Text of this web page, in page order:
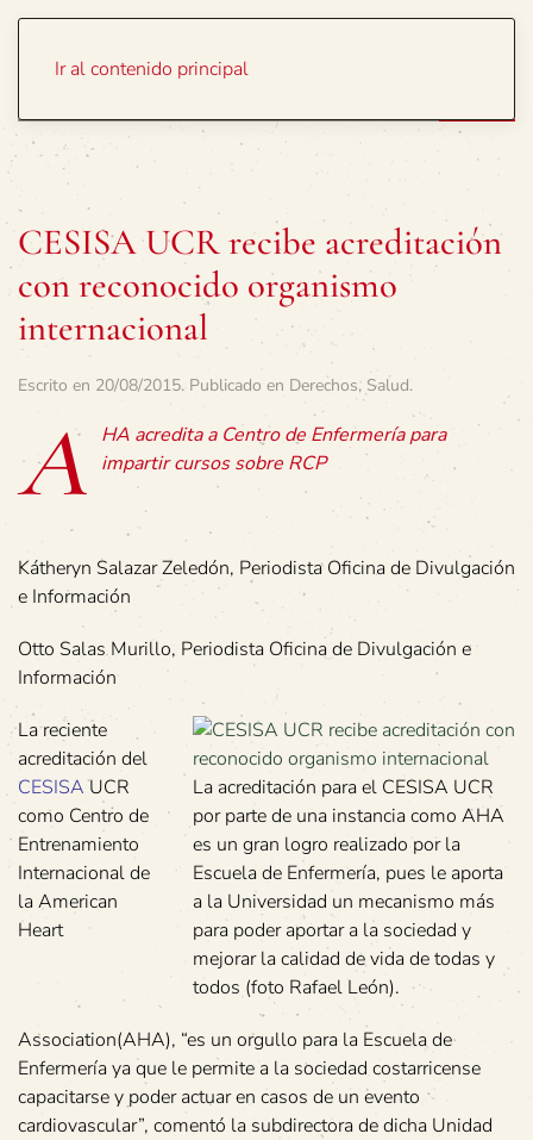
Ir al contenido principal
CESISA UCR recibe acreditación
con reconocido organismo
internacional
Escrito en 20/08/2015. Publicado en Derechos, Salud.
A HA acredita a Centro de Enfermería para
impartir cursos sobre RCP
Kátheryn Salazar Zeledón, Periodista Oficina de Divulgación
e Información
Otto Salas Murillo, Periodista Oficina de Divulgación e
Información
La acreditación para el CESISA UCR
por parte de una instancia como AHA
es un gran logro realizado por la
Escuela de Enfermería, pues le aporta
a la Universidad un mecanismo más
para poder aportar a la sociedad y
mejorar la calidad de vida de todas y
todos (foto Rafael León).
La reciente
acreditación del
CESISAUCR
como Centro de
Entrenamiento
Internacional de
la American
Heart
Association(AHA), “es un orgullo para la Escuela de
Enfermería ya que le permite a la sociedad costarricense
capacitarse y poder actuar en casos de un evento
cardiovascular”, comentó la subdirectora de dicha Unidad